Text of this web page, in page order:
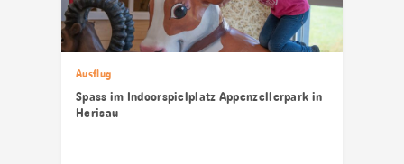
Ausflug
Spass im Indoorspielplatz Appenzellerpark in
Herisau